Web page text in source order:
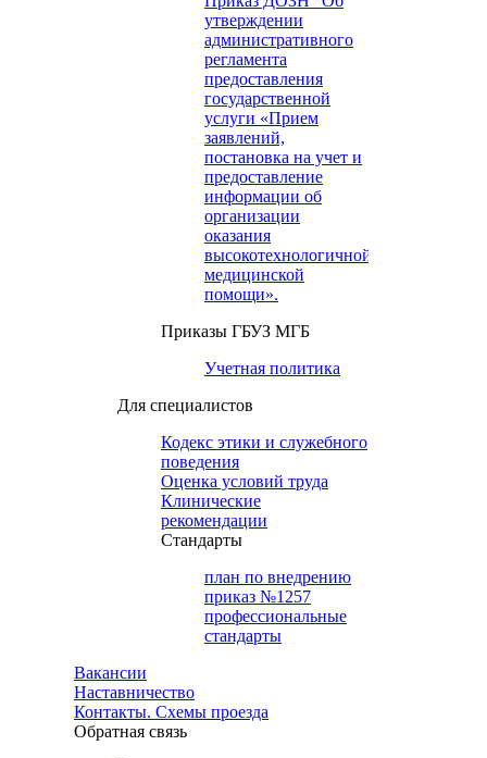
утверждении
административного
регламента
предоставления
государственной
услуги «Прием
заявлений,
постановка на учет и
предоставление
информации об
организации
оказания
высокотехнологичной
медицинской
помощи».
Приказы ГБУЗ МГБ
Учетная политика
Для специалистов
Кодекс этики и служебного
поведения
Оценка условий труда
Клинические
рекомендации
Cтандарты
план по внедрению
приказ №1257
профессиональные
стандарты
Вакансии
Наставничество
Контакты. Схемы проезда
Обратная связь